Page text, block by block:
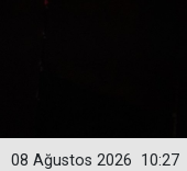
10:27
08 Ağustos 2026